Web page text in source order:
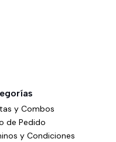
y Combos
de Pedido
y Condiciones